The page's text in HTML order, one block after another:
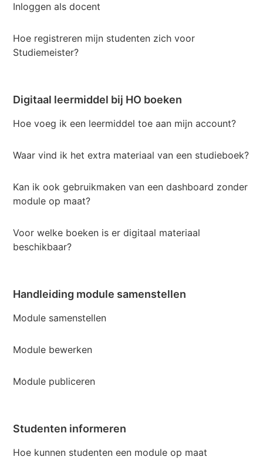
Inloggen als docent
Hoe registreren mijn studenten zich voor
Studiemeister?
Digitaal leermiddel bij HO boeken
Hoe voeg ik een leermiddel toe aan mijn account?
Waar vind ik het extra materiaal van een studieboek?
Kan ik ook gebruikmaken van een dashboard zonder
module op maat?
Voor welke boeken is er digitaal materiaal
beschikbaar?
Handleiding module samenstellen
Module samenstellen
Module bewerken
Module publiceren
Studenten informeren
Hoe kunnen studenten een module op maat